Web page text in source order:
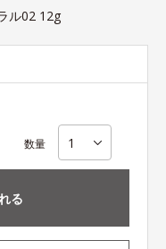
ル02 12g
数量
る